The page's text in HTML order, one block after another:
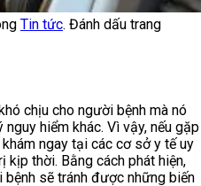
Tin tức. Đánh dấu trang
chịu cho người bệnh mà nó
hiểm khác. Vì vậy, nếu gặp
ngay tại các cơ sở y tế uy
thời. Bằng cách phát hiện,
sẽ tránh được những biến